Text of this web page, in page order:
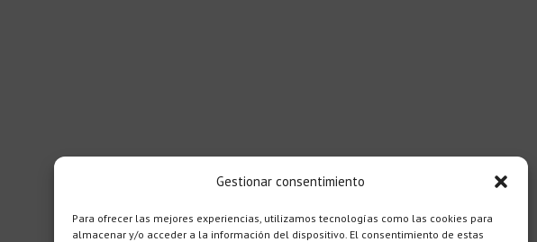
Gestionar consentimiento
Para ofrecer las mejores experiencias, utilizamos tecnologías como las cookies para
almacenar y/o acceder a la información del dispositivo. El consentimiento de estas